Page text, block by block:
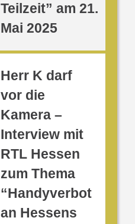
Teilzeit” am 21.
Mai 2025
Herr K darf
vor die
Kamera –
Interview mit
RTL Hessen
zum Thema
“Handyverbot
an Hessens